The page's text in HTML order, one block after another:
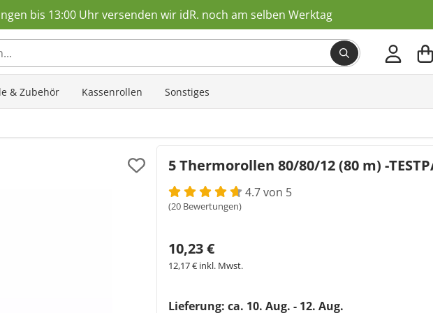
bis 13:00 Uhr versenden wir idR. noch am selben Werktag
Suchbegriff
& Zubehör Kassenrollen Sonstiges
5 Thermorollen 80/80/12 (80 m) -
4.7 von 5
(20 Bewertungen)
10,23 €
12,17 € inkl. Mwst.
Lieferung: ca. 10. Aug. - 12. Aug.